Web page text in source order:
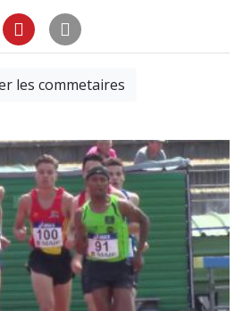
les commetaires